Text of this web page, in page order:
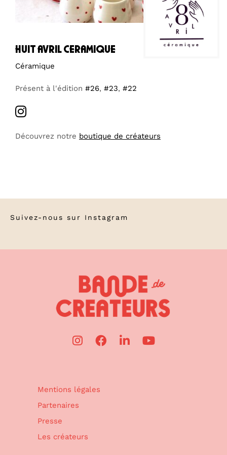
huit avril ceramique
Céramique
Présent à l'édition #26, #23, #22
Découvrez notre boutique de créateurs
Suivez-nous sur Instagram
Mentions légales
Partenaires
Presse
Les créateurs